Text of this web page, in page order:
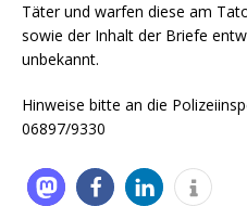
Täter und warfen diese am
sowie der Inhalt der Briefe
unbekannt.
Hinweise bitte an die
06897/9330